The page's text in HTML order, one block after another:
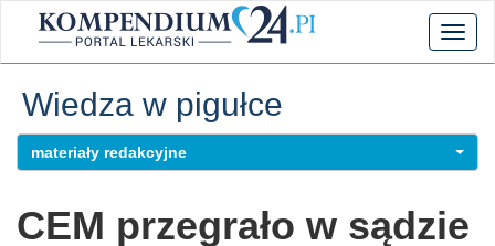
Wiedza w pigułce
materiały redakcyjne
CEM przegrało w sądzie